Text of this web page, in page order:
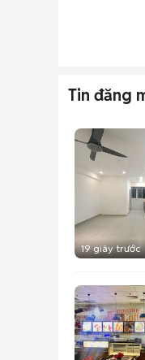
Tin đăng
19 giây trước